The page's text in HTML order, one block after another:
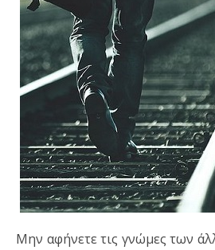
Μην αφήνετε τις γνώμες των άλλων να αλλάξουν τον